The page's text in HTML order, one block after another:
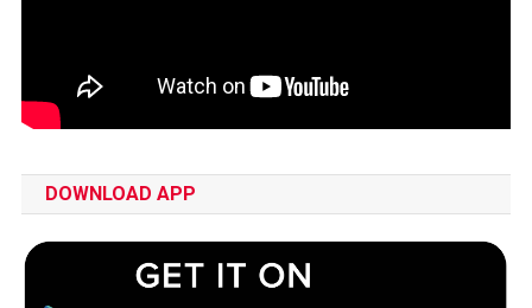
DOWNLOAD APP